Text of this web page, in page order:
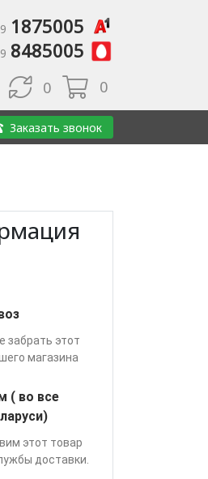
1875005
8485005
0 0
Заказать звонок
этот
магазина
( во все
этот товар
доставки.